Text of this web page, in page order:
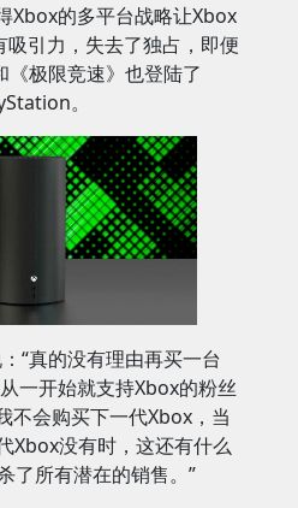
Xbox的多平台战略让Xbox
引力，失去了独占，即便
《极限竞速》也登陆了
。
“真的没有理由再买一台
一开始就支持Xbox的粉丝
不会购买下一代Xbox，当
Xbox没有时，这还有什么
了所有潜在的销售。”